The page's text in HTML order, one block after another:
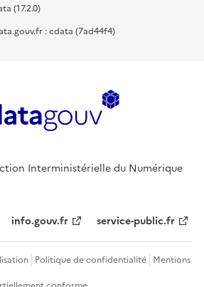
(17.2.0)
: cdata (7ad44f4)
Interministérielle du Numérique
info.gouv.fr service-public.fr
Politique de confidentialité Mentions